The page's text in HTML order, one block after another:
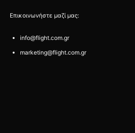
Επικοινωνήστε μαζί μας:
info@flight.com.gr
marketing@flight.com.gr